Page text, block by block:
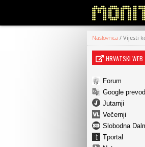
Naslovnica / Vijesti
HRVATSKI WEB
Forum
Google
Jutarnji
Večernji
Slobodna
Tportal